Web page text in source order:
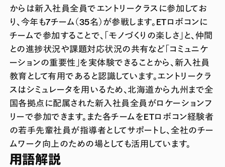
からは新入社員全員でエントリークラスに参加してお
り、今年も7チーム（35名）が参戦します。ETロボコンに
チームで参加することで、「モノづくりの楽しさ」と、仲間
との進捗状況や課題対応状況の共有など「コミュニケ
ーションの重要性」を実体験できることから、新入社員
教育として有用であると認識しています。エントリークラ
スはシミュレータを用いるため、北海道から九州まで全
国各拠点に配属された新入社員全員がロケーションフ
リーで参加できます。また各チームをETロボコン経験者
の若手先輩社員が指導者としてサポートし、全社のチー
ムワーク向上のための場としても活用しています。
用語解説